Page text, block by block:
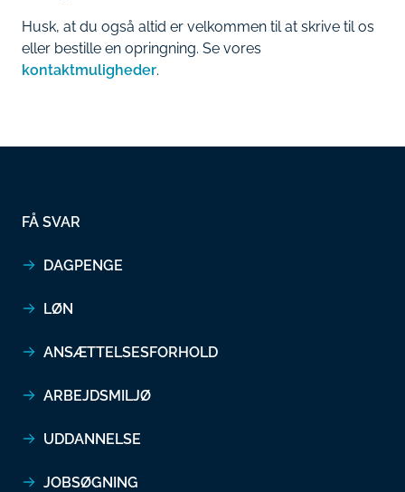
Husk, at du også altid er velkommen til at skrive til os
eller bestille en opringning. Se vores
kontaktmuligheder.
FÅ SVAR
DAGPENGE
LØN
ANSÆTTELSESFORHOLD
ARBEJDSMILJØ
UDDANNELSE
JOBSØGNING